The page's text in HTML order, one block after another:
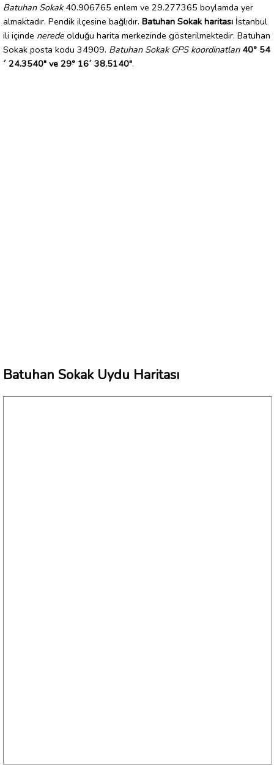
Batuhan Sokak40.906765 enlem ve 29.277365 boylamda yer
almaktadır. Pendik ilçesine bağlıdır. Batuhan Sokak haritası İstanbul
ili içinde nerede olduğu harita merkezinde gösterilmektedir. Batuhan
Sokak posta kodu 34909. Batuhan Sokak GPS koordinatları 40° 54
´ 24.3540" ve 29° 16´ 38.5140".
Batuhan Sokak Uydu Haritası